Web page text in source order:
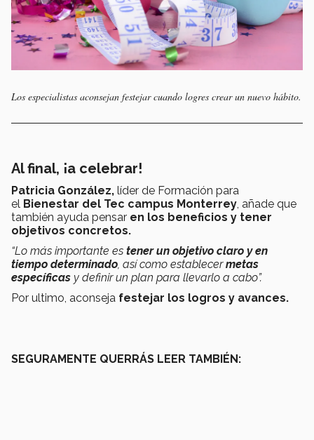
Los especialistas aconsejan festejar cuando logres crear un nuevo hábito.
Al final, ¡a celebrar!
Patricia González, líder de Formación para
el Bienestar del Tec campus Monterrey , añade que
también ayuda pensar en los beneficios y tener
objetivos concretos.
“Lo más importante es tener un objetivo claro y en
tiempo determinado , así como establecermetas
específicas y definir un plan para llevarlo a cabo”.
Por ultimo, aconseja festejar los logros y avances.
SEGURAMENTE QUERRÁS LEER TAMBIÉN: